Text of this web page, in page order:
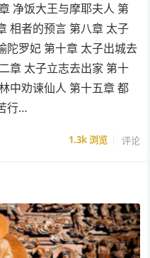
净饭大王与摩耶夫人 第
相者的预言 第八章 太子
陀罗妃 第十章 太子出城去
章 太子立志去出家 第十
中劝谏仙人 第十五章 都
行…
1.3k浏览 评论